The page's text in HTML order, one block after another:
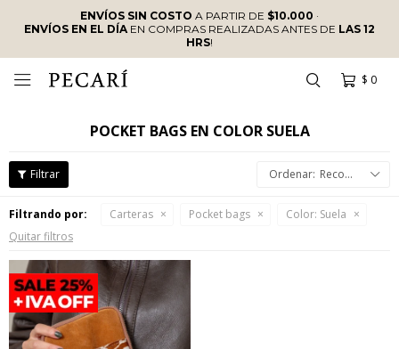
ENVÍOS SIN COSTO A PARTIR DE $10.000 ·
ENVÍOS EN EL DÍAEN COMPRAS REALIZADAS ANTES DE LAS 12
HRS!
$ 0

POCKET BAGS EN COLOR SUELA
Recomendados
Filtrando por: Carteras Pocket bags Color: Suela
Quitar filtros